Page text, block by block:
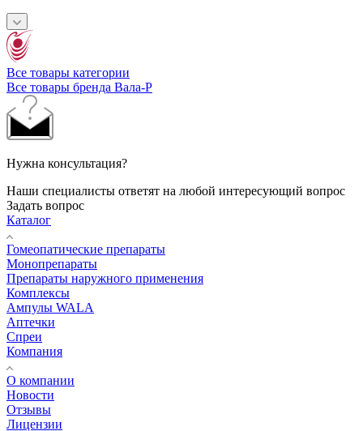
Все товары категории
Все товары бренда Вала-Р
Нужна консультация?
Наши специалисты ответят на любой интересующий вопрос
Задать вопрос
Каталог
Гомеопатические препараты
Монопрепараты
Препараты наружного применения
Комплексы
Ампулы WALA
Аптечки
Спреи
Компания
О компании
Новости
Отзывы
Лицензии